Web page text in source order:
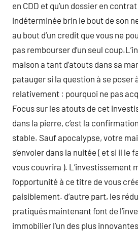
en CDD et qu’un dossier en
indéterminée brin le bout de son
au bout d’un credit que vous ne
pas rembourser d’un seul
maison a tant d’atouts dans sa
patauger si la question à se poser
relativement : pourquoi ne pas
Focus sur les atouts de cet
dans la pierre, c’est la
stable. Sauf apocalypse, votre
s’envoler dans la nuitée ( et si il le
vous couvrira ). L’investissement
l’opportunité à ce titre de vous
paisiblement. d’autre part, les
pratiqués maintenant font de
immobilier l’un des plus